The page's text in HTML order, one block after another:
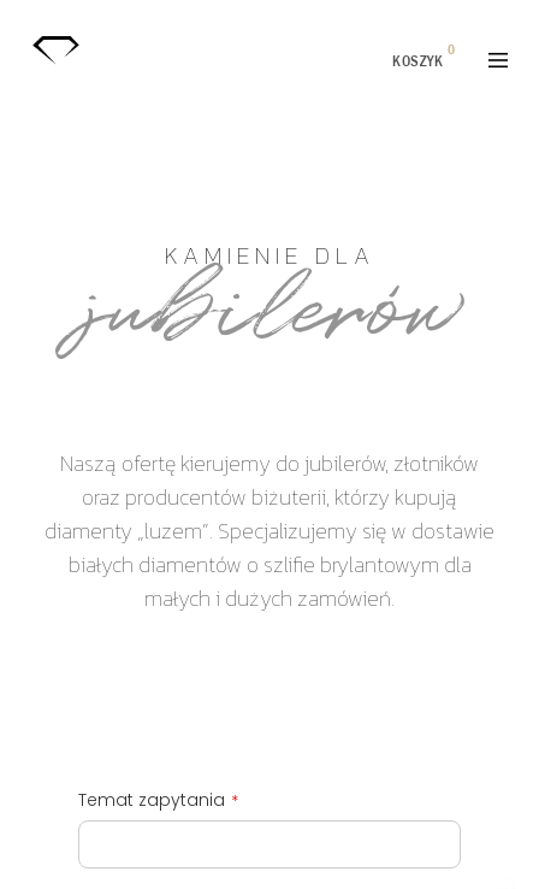
KOSZYK
0
KAMIENIE DLA
jubilerów
Naszą ofertę kierujemy do jubilerów, złotników
oraz producentów biżuterii, którzy kupują
diamenty „luzem”. Specjalizujemy się w dostawie
białych diamentów o szlifie brylantowym dla
małych i dużych zamówień.
Temat zapytania *